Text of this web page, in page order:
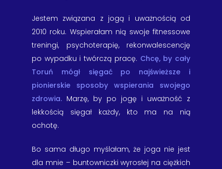
Jestem związana z jogą i uważnością od
2010 roku. Wspierałam nią swoje fitnessowe
treningi, psychoterapię, rekonwalescencję
po wypadku i twórczą pracę. Chcę, by cały
Toruń mógłsięgać po najświeższe i
pionierskie sposoby wspierania swojego
zdrowia. Marzę, by po jogę i uważność z
lekkością sięgał każdy, kto ma na nią
ochotę.
Bo sama długo myślałam, że joga nie jest
dla mnie – buntowniczki wyrosłej na ciężkich